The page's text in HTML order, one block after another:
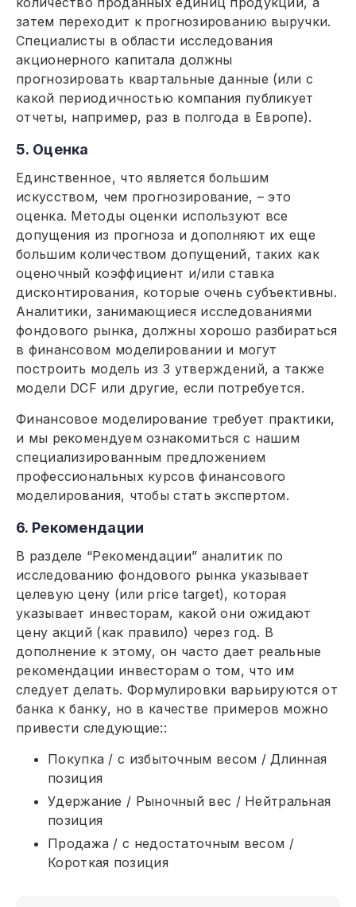
затем переходит к прогнозированию выручки.
Специалисты в области исследования
акционерного капитала должны
прогнозировать квартальные данные (или с
какой периодичностью компания публикует
отчеты, например, раз в полгода в Европе).
5. Оценка
Единственное, что является большим
искусством, чем прогнозирование, – это
оценка. Методы оценки используют все
допущения из прогноза и дополняют их еще
большим количеством допущений, таких как
оценочный коэффициент и/или ставка
дисконтирования, которые очень субъективны.
Аналитики, занимающиеся исследованиями
фондового рынка, должны хорошо разбираться
в финансовом моделировании и могут
построить модель из 3 утверждений, а также
модели DCF или другие, если потребуется.
Финансовое моделирование требует практики,
и мы рекомендуем ознакомиться с нашим
специализированным предложением
профессиональных курсов финансового
моделирования, чтобы стать экспертом.
6. Рекомендации
В разделе “Рекомендации” аналитик по
исследованию фондового рынка указывает
целевую цену (или price target), которая
указывает инвесторам, какой они ожидают
цену акций (как правило) через год. В
дополнение к этому, он часто дает реальные
рекомендации инвесторам о том, что им
следует делать. Формулировки варьируются от
банка к банку, но в качестве примеров можно
привести следующие::
Покупка / с избыточным весом / Длинная
позиция
Удержание / Рыночный вес / Нейтральная
позиция
Продажа / с недостаточным весом /
Короткая позиция